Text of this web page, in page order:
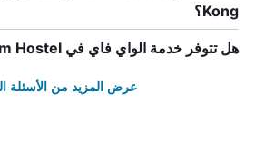
Kong؟
هل تتوفر خدمة الواي فاي في Gang Nam Hostel؟
عرض المزيد من الأسئلة